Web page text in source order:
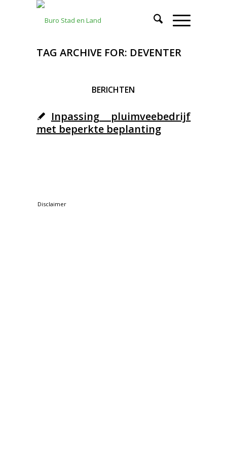
TAG ARCHIVE FOR: DEVENTER
BERICHTEN
Inpassing pluimveebedrijf
met beperkte beplanting
Disclaimer